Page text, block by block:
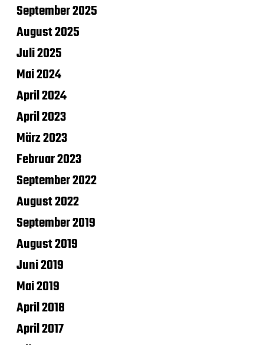
September 2025
August 2025
Juli 2025
Mai 2024
April 2024
April 2023
März 2023
Februar 2023
September 2022
August 2022
September 2019
August 2019
Juni 2019
Mai 2019
April 2018
April 2017